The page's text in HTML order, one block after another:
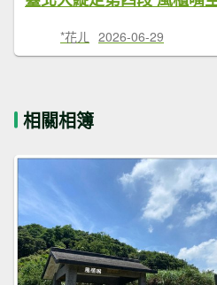
*花ㄦ 2026-06-29
相關相簿